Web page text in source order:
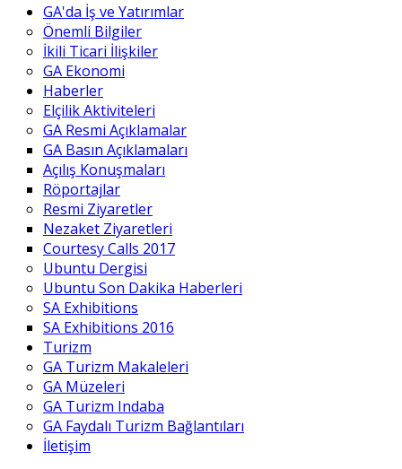
GA'da İş ve Yatırımlar
Önemli Bilgiler
İkili Ticari İlişkiler
GA Ekonomi
Haberler
Elçilik Aktiviteleri
GA Resmi Açıklamalar
GA Basın Açıklamaları
Açılış Konuşmaları
Röportajlar
Resmi Ziyaretler
Nezaket Ziyaretleri
Courtesy Calls 2017
Ubuntu Dergisi
Ubuntu Son Dakika Haberleri
SA Exhibitions
SA Exhibitions 2016
Turizm
GA Turizm Makaleleri
GA Müzeleri
GA Turizm Indaba
GA Faydalı Turizm Bağlantıları
İletişim